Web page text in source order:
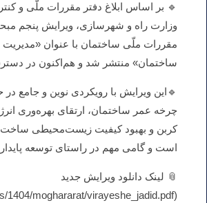
🔹 بر اساس ابلاغ دفتر مقررات ملّی و
وزارت راه و شهرسازی، ویرایش پنجم
مقررات ملّی ساختمان با عنوان «مدیریت
ساختمان» منتشر شد و هم‌اکنون در
🔹این ویرایش با رویکردی نوین و جامع
چرخه عمر ساختمان، ارتقای بهره‌وری
کربن و بهبود کیفیت زیست‌محیطی
است و گامی مهم در راستای توسعه
📎 لینک دانلود ویرایش جدید
(https://irceo.ir/images/1404/moghararat/virayeshe_jadid.pdf)